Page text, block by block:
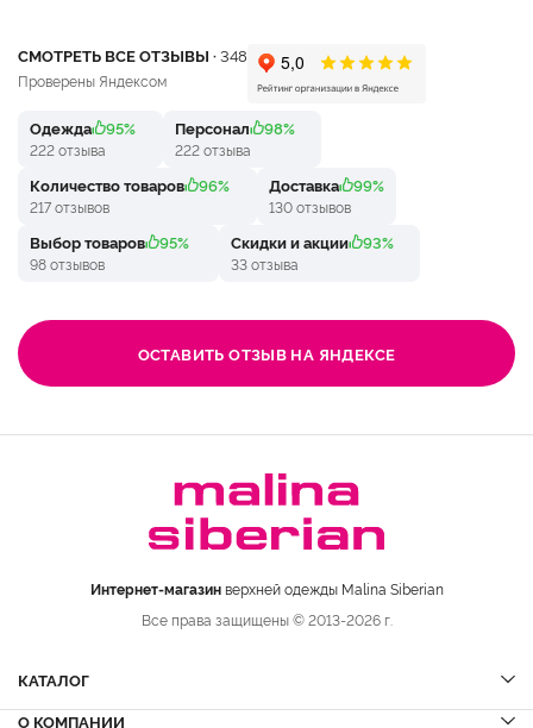
СМОТРЕТЬ ВСЕ ОТЗЫВЫ ·348
Проверены Яндексом
Одежда 95%
222 отзыва
Персонал 98%
222 отзыва
Количество товаров 96%
217 отзывов
Доставка 99%
130 отзывов
Выбор товаров 95%
98 отзывов
Скидки и акции 93%
33 отзыва
ОСТАВИТЬ ОТЗЫВ НА ЯНДЕКСЕ
Интернет-магазинверхней одежды Malina Siberian
Все права защищены © 2013-2026 г.
КАТАЛОГ
О КОМПАНИИ